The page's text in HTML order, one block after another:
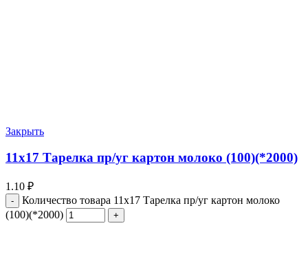
Закрыть
11х17 Тарелка пр/уг картон молоко (100)(*2000)
1.10 ₽
Количество товара 11х17 Тарелка пр/уг картон молоко
(100)(*2000)